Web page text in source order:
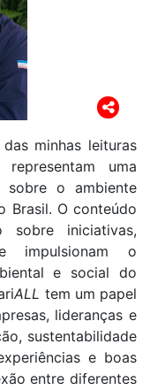
minhas leituras
uma
sobre o ambiente
Brasil. O conteúdo
iniciativas,
impulsionam o
e social do
ALL tem um papel
lideranças e
sustentabilidade
e boas
entre diferentes